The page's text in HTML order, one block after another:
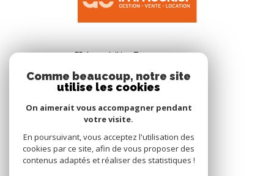
AD Immobilier Tarn
28 place paul saissac
81310Lisle-sur-Tarn
05.63.41.02.01
Comme beaucoup, notre site
utilise les cookies
On aimerait vous accompagner pendant
votre visite.
En poursuivant, vous acceptez l'utilisation des
cookies par ce site, afin de vous proposer des
contenus adaptés et réaliser des statistiques !